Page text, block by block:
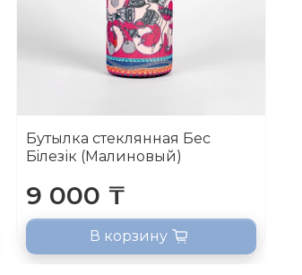
Бутылка стеклянная Бес
Бiлезік (Малиновый)
9 000 ₸
В корзину